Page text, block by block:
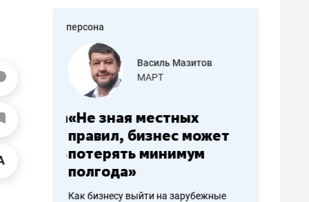
персона
работа
Василь Мазитов
МАРТ
«Не зная местных
правил, бизнес может
потерять минимум
полгода»
Как бизнесу выйти на зарубежные